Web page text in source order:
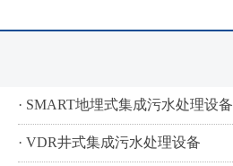
· SMART地埋式集成污水处理设备
· VDR井式集成污水处理设备